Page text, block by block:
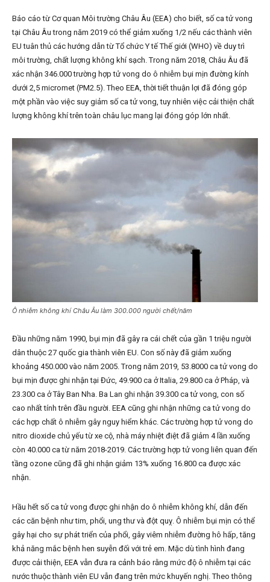
Báo cáo từ Cơ quan Môi trường Châu Âu (EEA) cho biết, số ca tử vong
tại Châu Âu trong năm 2019 có thể giảm xuống 1/2 nếu các thành viên
EU tuân thủ các hướng dẫn từ Tổ chức Y tế Thế giới (WHO) về duy trì
môi trường, chất lượng không khí sạch. Trong năm 2018, Châu Âu đã
xác nhận 346.000 trường hợp tử vong do ô nhiễm bụi mịn đường kính
dưới 2,5 micromet (PM2.5). Theo EEA, thời tiết thuận lợi đã đóng góp
một phần vào việc suy giảm số ca tử vong, tuy nhiên việc cải thiện chất
lượng không khí trên toàn châu lục mang lại đóng góp lớn nhất.
Ô nhiễm không khí Châu Âu làm 300.000 người chết/năm
Đầu những năm 1990, bụi mịn đã gây ra cái chết của gần 1 triệu người
dân thuộc 27 quốc gia thành viên EU. Con số này đã giảm xuống
khoảng 450.000 vào năm 2005. Trong năm 2019, 53.8000 ca tử vong do
bụi mịn được ghi nhận tại Đức, 49.900 ca ở Italia, 29.800 ca ở Pháp, và
23.300 ca ở Tây Ban Nha. Ba Lan ghi nhận 39.300 ca tử vong, con số
cao nhất tính trên đầu người. EEA cũng ghi nhận những ca tử vong do
các hợp chất ô nhiễm gây nguy hiểm khác. Các trường hợp tử vong do
nitro dioxide chủ yếu từ xe cộ, nhà máy nhiệt điệt đã giảm 4 lần xuống
còn 40.000 ca từ năm 2018-2019. Các trường hợp tử vong liên quan đến
tầng ozone cũng đã ghi nhận giảm 13% xuống 16.800 ca được xác
nhận.
Hầu hết số ca tử vong được ghi nhận do ô nhiễm không khí, dẫn đến
các căn bệnh như tim, phổi, ung thư và đột quỵ. Ô nhiễm bụi mịn có thể
gây hại cho sự phát triển của phổi, gây viêm nhiễm đường hô hấp, tăng
khả năng mắc bệnh hen suyễn đối với trẻ em. Mặc dù tình hình đang
được cải thiện, EEA vẫn đưa ra cảnh báo rằng mức độ ô nhiễm tại các
nước thuộc thành viên EU vẫn đang trên mức khuyến nghị. Theo thông